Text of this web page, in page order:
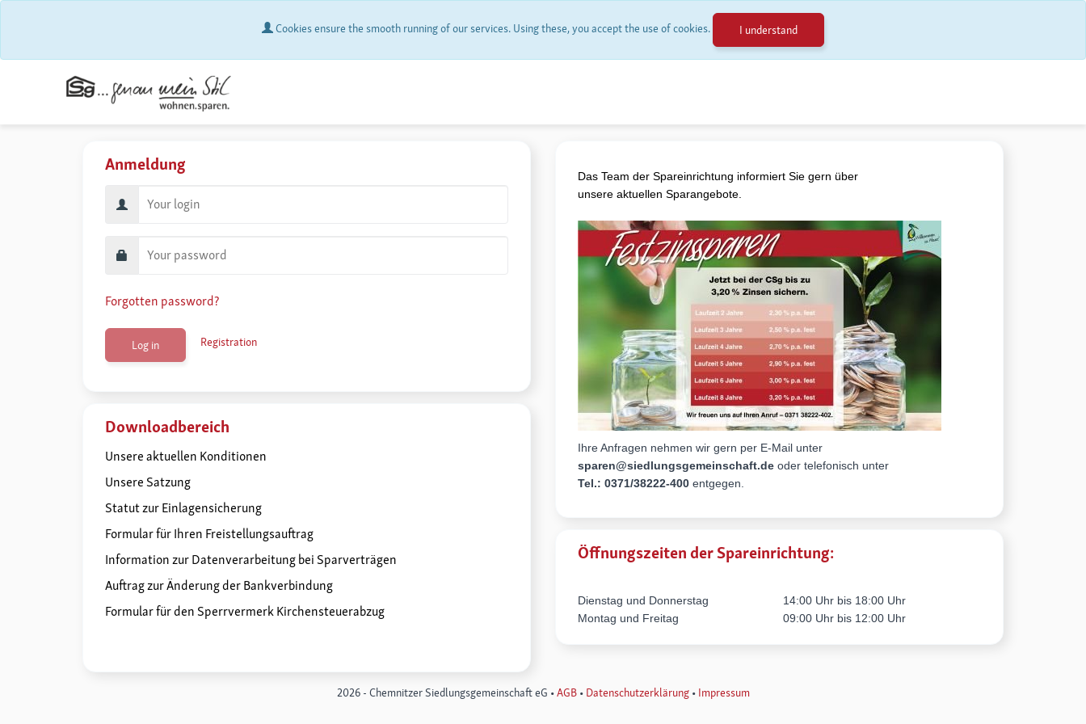
Cookies ensure the smooth running of our services. Using these, you accept the use of cookies. I understand
Anmeldung
Forgotten password?
Log in Registration
Downloadbereich
Unsere aktuellen Konditionen
Unsere Satzung
Statut zur Einlagensicherung
Formular für Ihren Freistellungsauftrag
Information zur Datenverarbeitung bei Sparverträgen
Auftrag zur Änderung der Bankverbindung
Formular für den Sperrvermerk Kirchensteuerabzug
Das Team der Spareinrichtung informiert Sie gern über
unsere aktuellen Sparangebote.
Ihre Anfragen nehmen wir gern per E-Mail unter
sparen@siedlungsgemeinschaft.de oder telefonisch unter
Tel.: 0371/38222-400 entgegen.
Öffnungszeiten der Spareinrichtung:
Dienstag und Donnerstag
14:00 Uhr bis 18:00 Uhr
Montag und Freitag
09:00 Uhr bis 12:00 Uhr
2026 - Chemnitzer Siedlungsgemeinschaft eG •AGB• Datenschutzerklärung• I​​​​mpressum